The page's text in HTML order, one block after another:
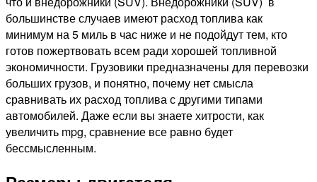
большинстве случаев имеют расход топлива как
минимум на 5 миль в час ниже и не подойдут тем, кто
готов пожертвовать всем ради хорошей топливной
экономичности. Грузовики предназначены для перевозки
больших грузов, и понятно, почему нет смысла
сравнивать их расход топлива с другими типами
автомобилей. Даже если вы знаете хитрости, как
увеличить mpg, сравнение все равно будет
бессмысленным.